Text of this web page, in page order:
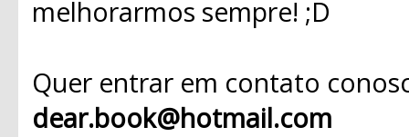
melhorarmos sempre! ;D
Quer entrar em contato
dear.book@hotmail.com